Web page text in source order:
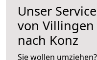
Unser
von
nach Konz
Sie wollen